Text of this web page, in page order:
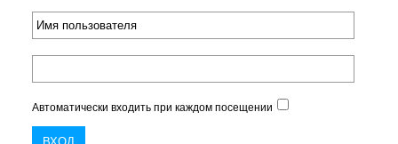
Автоматически входить при каждом посещении